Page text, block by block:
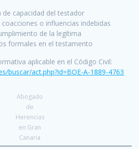
de capacidad del testador
coacciones o influencias indebidas
de la legítima
formales en el testamento
aplicable en el Código Civil:
buscar/act.php?id=BOE-A-1889-4763
Abogado
de
Herencias
en Gran
Canaria